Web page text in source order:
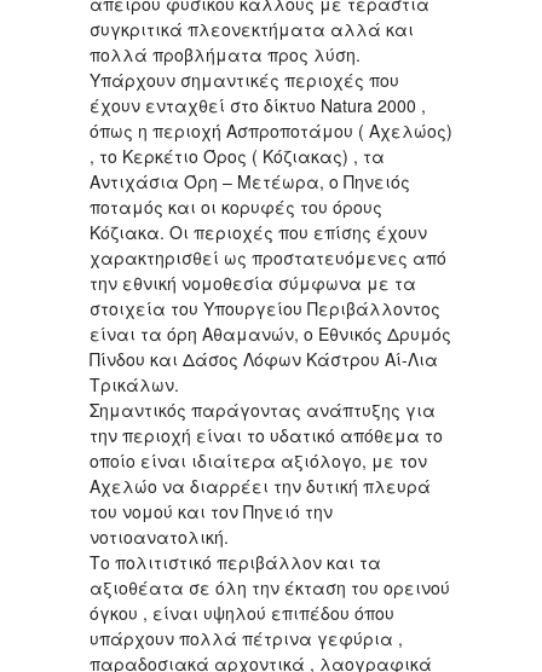
συγκριτικά πλεονεκτήματα αλλά και
πολλά προβλήματα προς λύση.
Υπάρχουν σημαντικές περιοχές που
έχουν ενταχθεί στο δίκτυο Natura 2000 ,
όπως η περιοχή Ασπροποτάμου ( Αχελώος)
, το Κερκέτιο Όρος ( Κόζιακας) , τα
Αντιχάσια Όρη – Μετέωρα, ο Πηνειός
ποταμός και οι κορυφές του όρους
Κόζιακα. Οι περιοχές που επίσης έχουν
χαρακτηρισθεί ως προστατευόμενες από
την εθνική νομοθεσία σύμφωνα με τα
στοιχεία του Υπουργείου Περιβάλλοντος
είναι τα όρη Αθαμανών, ο Εθνικός Δρυμός
Πίνδου και Δάσος Λόφων Κάστρου Αί-Λια
Τρικάλων.
Σημαντικός παράγοντας ανάπτυξης για
την περιοχή είναι το υδατικό απόθεμα το
οποίο είναι ιδιαίτερα αξιόλογο, με τον
Αχελώο να διαρρέει την δυτική πλευρά
του νομού και τον Πηνειό την
νοτιοανατολική.
Το πολιτιστικό περιβάλλον και τα
αξιοθέατα σε όλη την έκταση του ορεινού
όγκου , είναι υψηλού επιπέδου όπου
υπάρχουν πολλά πέτρινα γεφύρια ,
παραδοσιακά αρχοντικά , λαογραφικά